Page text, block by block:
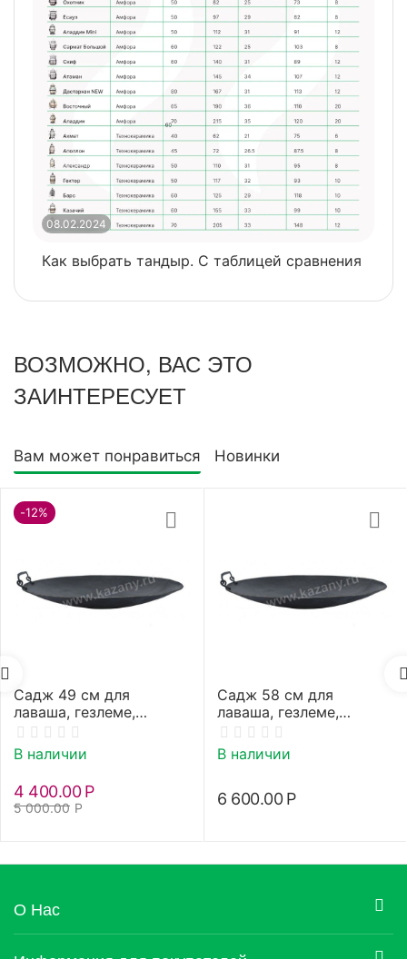
08.02.2024
Как выбрать тандыр. С таблицей сравнения
ВОЗМОЖНО, ВАС ЭТО
ЗАИНТЕРЕСУЕТ
Вам может понравиться Новинки
-12%
Садж 49 см для
лаваша, гезлеме,
кутабов (афарар)
В наличии
5 000.00 Р
4 400.00 Р
Садж 58 см для
лаваша, гезлеме,
кутабов (афарар)
В наличии
6 600.00 Р
О Нас